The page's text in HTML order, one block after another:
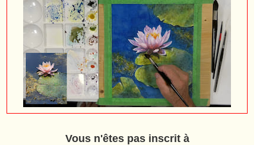
Vous n'êtes pas inscrit à